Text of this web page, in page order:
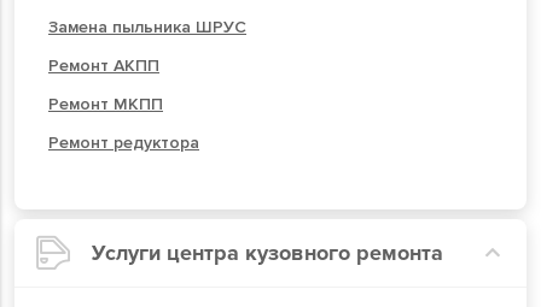
Замена пыльника ШРУС
Ремонт АКПП
Ремонт МКПП
Ремонт редуктора
Услуги центра кузовного ремонта